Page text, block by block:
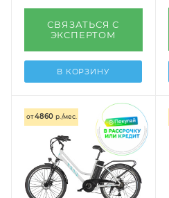
СВЯЗАТЬСЯ С
ЭКСПЕРТОМ
В КОРЗИНУ
от4860 р./мес.